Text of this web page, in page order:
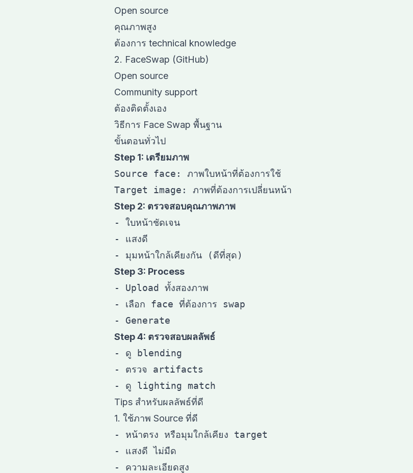
Open source
คุณภาพสูง
ต้องการ technical knowledge
2. FaceSwap (GitHub)
Open source
Community support
ต้องติดตั้งเอง
วิธีการ Face Swap พื้นฐาน
ขั้นตอนทั่วไป
Step 1: เตรียมภาพ
Source face: ภาพใบหน้าที่ต้องการใช้
Step 2: ตรวจสอบคุณภาพภาพ
- ใบหน้าชัดเจน
- แสงดี
Step 3: Process
- Upload ทั้งสองภาพ
- เลือก face ที่ต้องการ swap
Step 4: ตรวจสอบผลลัพธ์
- ดู blending
- ตรวจ artifacts
Tips สำหรับผลลัพธ์ที่ดี
1. ใช้ภาพ Source ที่ดี
- หน้าตรง หรือมุมใกล้เคียง target
- แสงดี ไม่มืด
- ความละเอียดสูง